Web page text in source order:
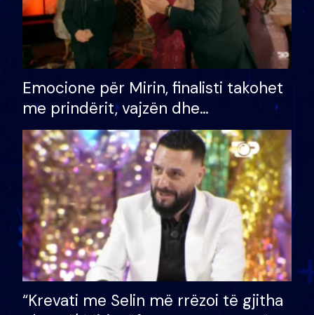
Emocione për Mirin, finalisti takohet
me prindërit, vajzën dhe
bashkëshorten: S’kemi ndonjë letër
divorci apo jo?
“Krevati me Selin më rrëzoi të gjitha